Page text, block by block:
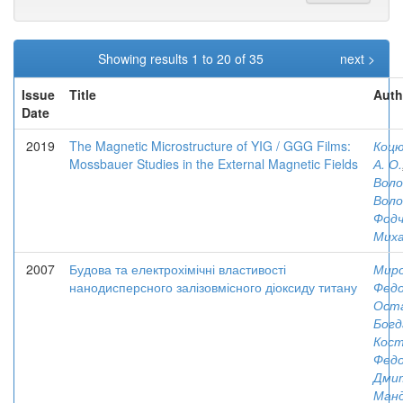
Showing results 1 to 20 of 35
next >
Issue
Date
Title
2019
The Magnetic Microstructure of YIG / GGG Films:
Mossbauer Studies in the External Magnetic Fields
А. О.
2007
Будова та електрохімічні властивості
нанодисперсного залізовмісного діоксиду титану